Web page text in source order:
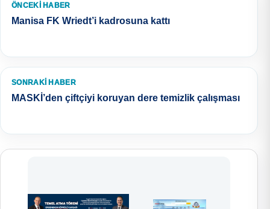
ÖNCEKI HABER
Manisa FK Wriedt’i kadrosuna kattı
SONRAKI HABER
MASKİ’den çiftçiyi koruyan dere temizlik çalışması